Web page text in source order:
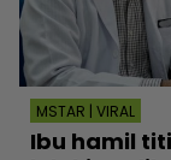
MSTAR | VIRAL
Ibu hamil